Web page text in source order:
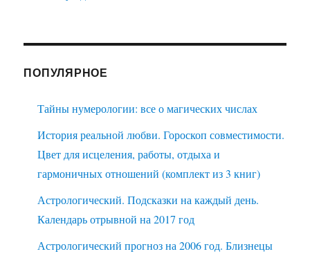
ПОПУЛЯРНОЕ
Тайны нумерологии: все о магических числах
История реальной любви. Гороскоп совместимости.
Цвет для исцеления, работы, отдыха и
гармоничных отношений (комплект из 3 книг)
Астрологический. Подсказки на каждый день.
Календарь отрывной на 2017 год
Астрологический прогноз на 2006 год. Близнецы